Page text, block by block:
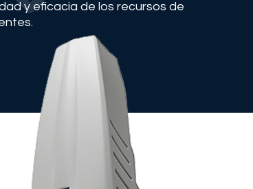
y eficacia de los recursos de